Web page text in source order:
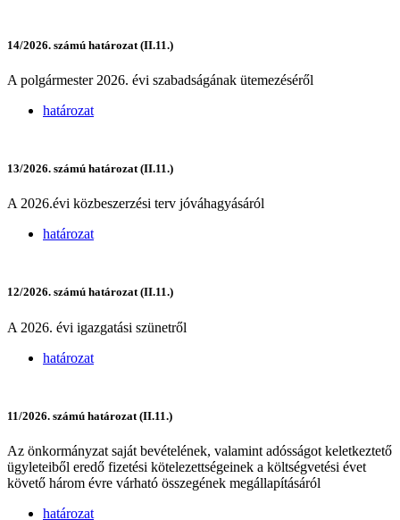
14/2026. számú határozat (II.11.)
A polgármester 2026. évi szabadságának ütemezéséről
határozat
13/2026. számú határozat (II.11.)
A 2026.évi közbeszerzési terv jóváhagyásáról
határozat
12/2026. számú határozat (II.11.)
A 2026. évi igazgatási szünetről
határozat
11/2026. számú határozat (II.11.)
Az önkormányzat saját bevételének, valamint adósságot keletkeztető
ügyleteiből eredő fizetési kötelezettségeinek a költségvetési évet
követő három évre várható összegének megállapításáról
határozat